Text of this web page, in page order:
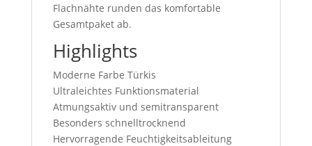
Flachnähte runden das komfortable
Gesamtpaket ab.
Highlights
Moderne Farbe Türkis
Ultraleichtes Funktionsmaterial
Atmungsaktiv und semitransparent
Besonders schnelltrocknend
Hervorragende Feuchtigkeitsableitung